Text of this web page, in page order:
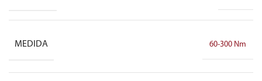
MEDIDA 60-300 Nm